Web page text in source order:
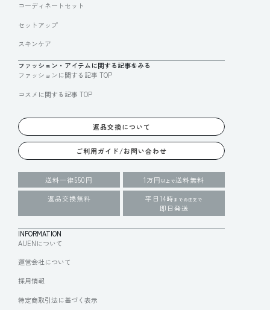
コーディネートセット
セットアップ
スキンケア
ファッション・アイテムに関する記事をみる
ファッションに関する記事 TOP
コスメに関する記事 TOP
返品交換について
ご利用ガイド/お問い合わせ
送料一律550円 1万円 以上で送料無料
返品交換無料
平日14時 までの注文で
即日発送
INFORMATION
AUENについて
運営会社について
採用情報
特定商取引法に基づく表示